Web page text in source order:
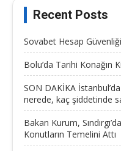
Recent Posts
Sovabet Hesap Güvenliği
Bolu’da Tarihi Konağın
SON DAKİKA
nerede, kaç şiddetinde
Bakan Kurum,
Konutların Temelini Attı